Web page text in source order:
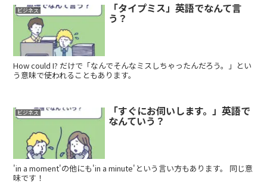
ビジネス 「タイプミス」英語でなんて言
う？
How could I? だけで「なんでそんなミスしちゃったんだろう。」とい
う意味で使われることもあります。
ビジネス 「すぐにお伺いします。」英語で
なんていう？
'in a moment'の他にも'in a minute'という言い方もあります。 同じ意
味です！